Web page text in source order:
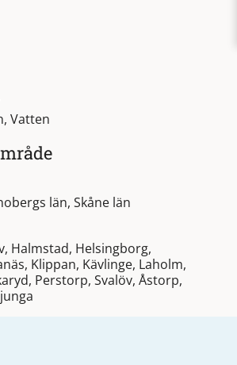
Vatten
län, Skåne län
Halmstad, Helsingborg,
Klippan, Kävlinge, Laholm,
Perstorp, Svalöv, Åstorp,